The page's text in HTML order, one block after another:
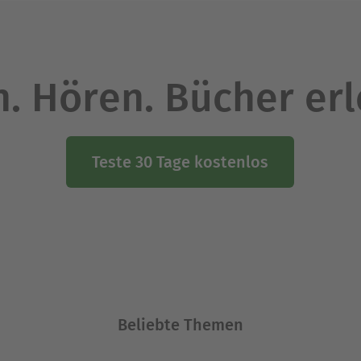
Hören. Bücher
Teste 30 Tage kostenlos
Beliebte Themen